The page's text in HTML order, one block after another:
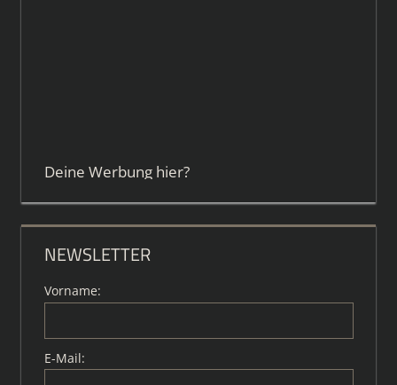
Deine Werbung hier?
NEWSLETTER
Vorname:
E-Mail: